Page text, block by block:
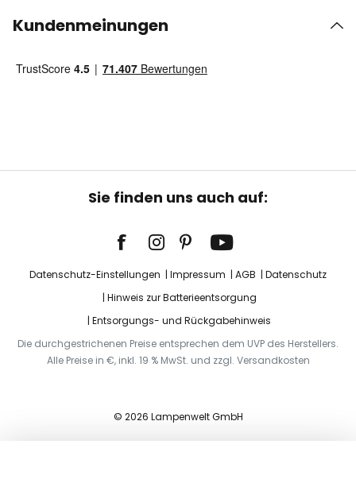
Kundenmeinungen
Sie finden uns auch auf:
Datenschutz-Einstellungen Impressum AGB
Datenschutz
Hinweis zur Batterieentsorgung
Entsorgungs- und Rückgabehinweis
Die durchgestrichenen Preise entsprechen dem UVP des Herstellers.
Alle Preise in €, inkl. 19 % MwSt. und zzgl. Versandkosten
© 2026 Lampenwelt GmbH